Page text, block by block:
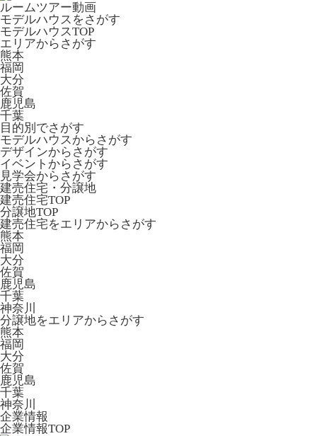
ルームツアー動画
モデルハウスをさがす
モデルハウスTOP
エリアからさがす
熊本
福岡
大分
佐賀
鹿児島
千葉
目的別でさがす
モデルハウスからさがす
デザインからさがす
イベントからさがす
見学会からさがす
建売住宅・分譲地
建売住宅TOP
分譲地TOP
建売住宅をエリアからさがす
熊本
福岡
大分
佐賀
鹿児島
千葉
神奈川
分譲地をエリアからさがす
熊本
福岡
大分
佐賀
鹿児島
千葉
神奈川
企業情報
企業情報TOP